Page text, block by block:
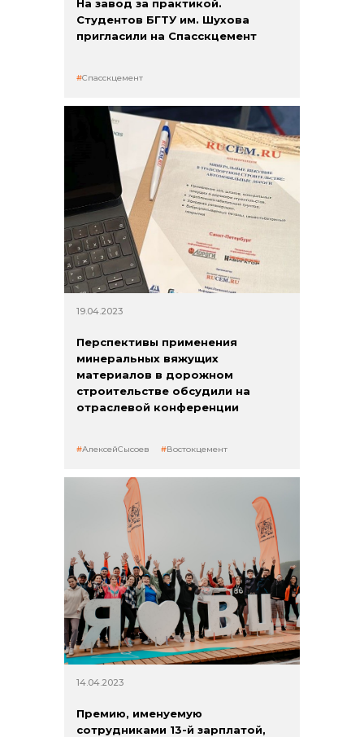
На завод за практикой.
Студентов БГТУ им. Шухова
пригласили на Спасскцемент
Спасскцемент
19.04.2023
Перспективы применения
минеральных вяжущих
материалов в дорожном
строительстве обсудили на
отраслевой конференции
АлексейСысоев Востокцемент
14.04.2023
Премию, именуемую
сотрудниками 13-й зарплатой,